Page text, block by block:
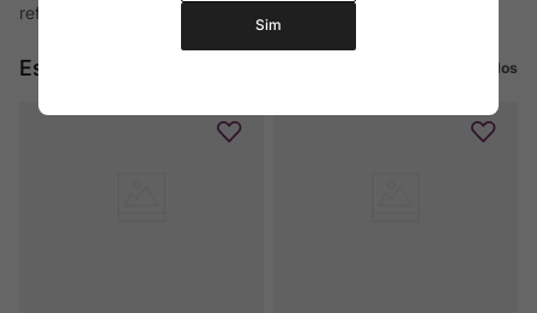
reflete o compromisso dos Rothschild com o Chile.
Escuro Rojo Ver todos
Sim